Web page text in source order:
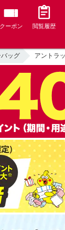
クーポン 閲覧履歴
ッグ アントラ